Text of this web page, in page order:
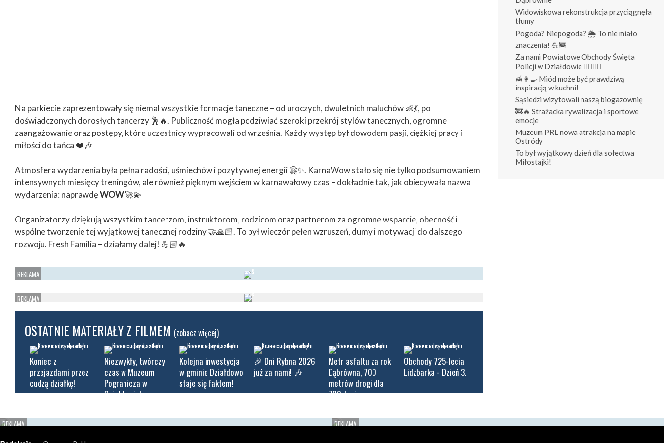
Na parkiecie zaprezentowały się niemal wszystkie formacje taneczne – od uroczych, dwuletnich maluchów 👶💃, po
doświadczonych dorosłych tancerzy 🕺🔥. Publiczność mogła podziwiać szeroki przekrój stylów tanecznych, ogromne
zaangażowanie oraz postępy, które uczestnicy wypracowali od września. Każdy występ był dowodem pasji, ciężkiej pracy i
miłości do tańca ❤️🎶
Atmosfera wydarzenia była pełna radości, uśmiechów i pozytywnej energii 🤗✨. KarnaWow stało się nie tylko podsumowaniem
intensywnych miesięcy treningów, ale również pięknym wejściem w karnawałowy czas – dokładnie tak, jak obiecywała nazwa
wydarzenia: naprawdęWOW🚀💫
Organizatorzy dziękują wszystkim tancerzom, instruktorom, rodzicom oraz partnerom za ogromne wsparcie, obecność i
wspólne tworzenie tej wyjątkowej tanecznej rodziny 🤝🙏🏻. To był wieczór pełen wzruszeń, dumy i motywacji do dalszego
rozwoju. Fresh Familia – działamy dalej! 💪🏻🔥
OSTATNIE MATERIAŁY Z FILMEM (zobacz więcej)
Koniec z
przejazdami przez
cudzą działkę!
Niezwykły, twórczy
czas w Muzeum
Pogranicza w
Działdowie!
Kolejna inwestycja
w gminie Działdowo
staje się faktem!
🎉 Dni Rybna 2026
już za nami! 🎶
Metr asfaltu za rok
Dąbrówna, 700
metrów drogi dla
700-lecie
Obchody 725-lecia
Lidzbarka - Dzień 3.
Widowiskowa rekonstrukcja przyciągnęła
tłumy
Pogoda? Niepogoda? 🌦️ To nie miało
znaczenia! 💪🚒
Za nami Powiatowe Obchody Święta
Policji w Działdowie 👮‍♀️👮‍♂️
🍯👩‍🍳 Miód może być prawdziwą
inspiracją w kuchni!
Sąsiedzi wizytowali naszą biogazownię
🚒🔥 Strażacka rywalizacja i sportowe
emocje
Muzeum PRL nowa atrakcja na mapie
Ostródy
To był wyjątkowy dzień dla sołectwa
Miłostajki!